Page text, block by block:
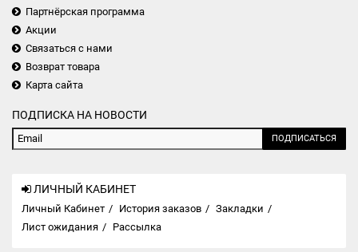
Партнёрская программа
Акции
Связаться с нами
Возврат товара
Карта сайта
ПОДПИСКА НА НОВОСТИ
ПОДПИСАТЬСЯ
ЛИЧНЫЙ КАБИНЕТ
Личный Кабинет История заказов
Закладки
Лист ожидания
Рассылка